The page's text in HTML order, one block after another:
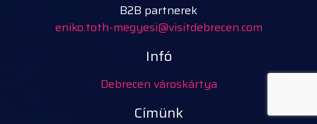
B2B partnerek
eniko.toth-megyesi@visitdebrecen.com
Infó
Debrecen városkártya
Címünk